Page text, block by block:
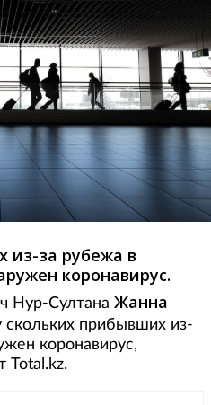
из-за рубежа в
коронавирус.
Нур-Султана Жанна
скольких прибывших из-
коронавирус,
Total.kz.